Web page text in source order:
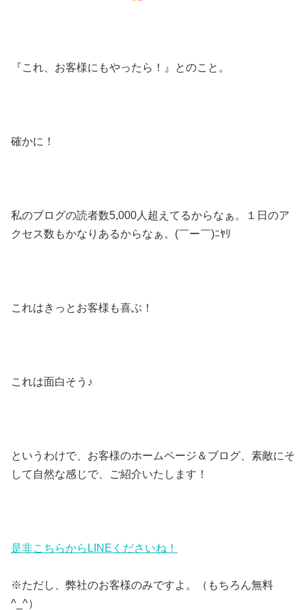
『これ、お客様にもやったら！』とのこと。
確かに！
私のブログの読者数5,000人超えてるからなぁ。１日のア
クセス数もかなりあるからなぁ。(￣ー￣)ﾆﾔﾘ
これはきっとお客様も喜ぶ！
これは面白そう♪
というわけで、お客様のホームページ＆ブログ、素敵にそ
して自然な感じで、ご紹介いたします！
是非こちらからLINEくださいね！
※ただし、弊社のお客様のみですよ。（もちろん無料
^_^）